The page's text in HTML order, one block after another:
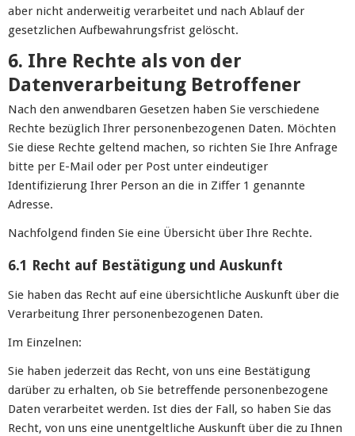
aber nicht anderweitig verarbeitet und nach Ablauf der
gesetzlichen Aufbewahrungsfrist gelöscht.
6. Ihre Rechte als von der
Datenverarbeitung Betroffener
Nach den anwendbaren Gesetzen haben Sie verschiedene
Rechte bezüglich Ihrer personenbezogenen Daten. Möchten
Sie diese Rechte geltend machen, so richten Sie Ihre Anfrage
bitte per E-Mail oder per Post unter eindeutiger
Identifizierung Ihrer Person an die in Ziffer 1 genannte
Adresse.
Nachfolgend finden Sie eine Übersicht über Ihre Rechte.
6.1 Recht auf Bestätigung und Auskunft
Sie haben das Recht auf eine übersichtliche Auskunft über die
Verarbeitung Ihrer personenbezogenen Daten.
Im Einzelnen:
Sie haben jederzeit das Recht, von uns eine Bestätigung
darüber zu erhalten, ob Sie betreffende personenbezogene
Daten verarbeitet werden. Ist dies der Fall, so haben Sie das
Recht, von uns eine unentgeltliche Auskunft über die zu Ihnen